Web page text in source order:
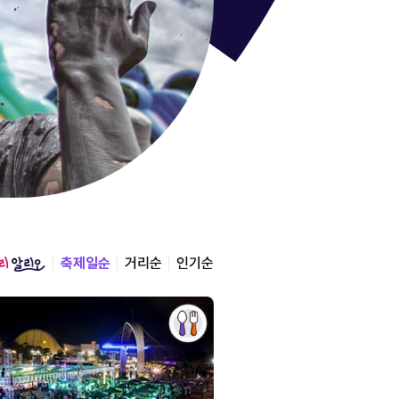
통영한
축제일순 거리순 인기순